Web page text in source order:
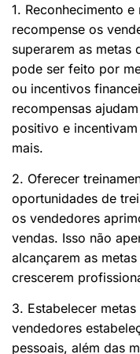
1. Reconhecimento
recompense os
superarem as metas
pode ser feito por
ou incentivos
recompensas
positivo e
mais.
2. Oferecer
oportunidades de
os vendedores
vendas. Isso não
alcançarem as
crescerem
3. Estabelecer
vendedores
pessoais, além das